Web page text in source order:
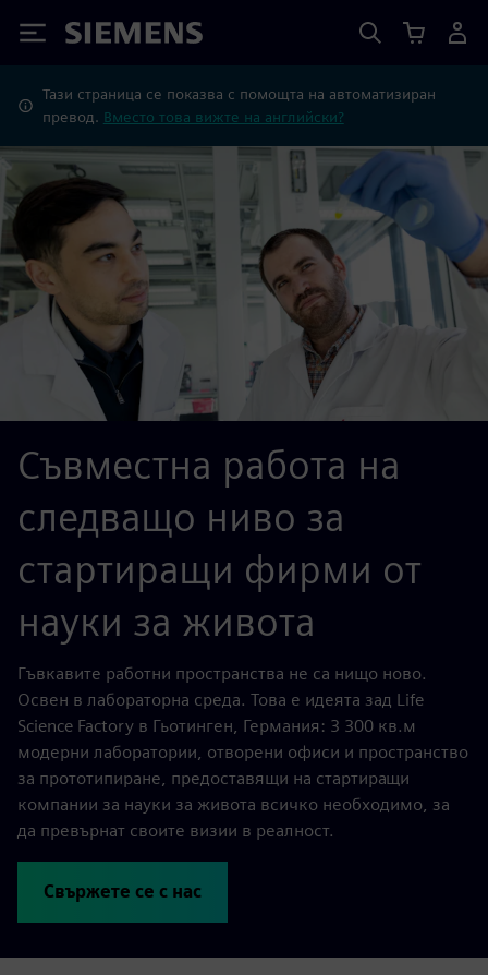
Siemens
Тази страница се показва с помощта на автоматизиран
превод. Вместо това вижте на английски?
Съвместна работа на
следващо ниво за
стартиращи фирми от
науки за живота
Гъвкавите работни пространства не са нищо ново.
Освен в лабораторна среда. Това е идеята зад Life
Science Factory в Гьотинген, Германия: 3 300 кв.м
модерни лаборатории, отворени офиси и пространство
за прототипиране, предоставящи на стартиращи
компании за науки за живота всичко необходимо, за
да превърнат своите визии в реалност.
Свържете се с нас